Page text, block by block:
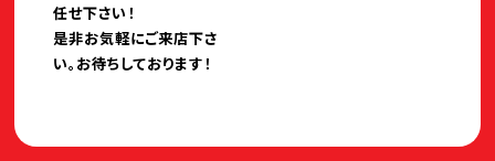
任せ下さい！
是非お気軽にご来店下さ
い。お待ちしております！